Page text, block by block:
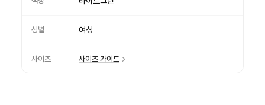
성별 여성
사이즈 사이즈 가이드